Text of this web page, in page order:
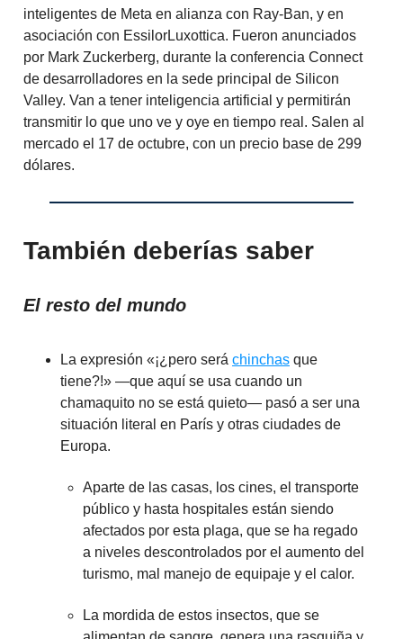
inteligentes de Meta en alianza con Ray-Ban, y en
asociación con EssilorLuxottica. Fueron anunciados
por Mark Zuckerberg, durante la conferencia Connect
de desarrolladores en la sede principal de Silicon
Valley. Van a tener inteligencia artificial y permitirán
transmitir lo que uno ve y oye en tiempo real. Salen al
mercado el 17 de octubre, con un precio base de 299
dólares.
También deberías saber
El resto del mundo
La expresión «¡¿pero será chinchas que
tiene?!» —que aquí se usa cuando un
chamaquito no se está quieto— pasó a ser una
situación literal en París y otras ciudades de
Europa.
Aparte de las casas, los cines, el transporte
público y hasta hospitales están siendo
afectados por esta plaga, que se ha regado
a niveles descontrolados por el aumento del
turismo, mal manejo de equipaje y el calor.
La mordida de estos insectos, que se